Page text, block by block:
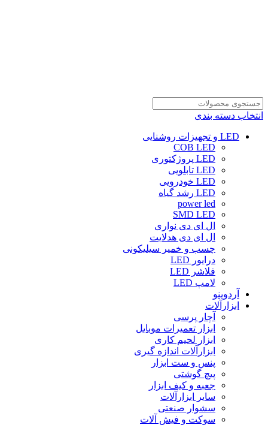
انتخاب دسته بندی
LED و تجهیزات روشنایی
COB LED
LED پروژکتوری
LED تابلویی
LED خودرویی
LED رشد گیاه
power led
SMD LED
ال ای دی نواری
ال ای دی هدلایت
چسب و خمیر سیلیکونی
درایور LED
فلاشر LED
لامپ LED
آردوینو
ابزارآلات
آچار پرسی
ابزار تعمیرات موبایل
ابزار لحیم کاری
ابزارآلات اندازه گیری
پنس و ست ابزار
پیچ گوشتی
جعبه و کیف ابزار
سایر ابزارآلات
سشوار صنعتی
سوکت و فیش آلات